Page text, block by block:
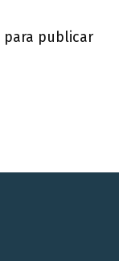
para publicar